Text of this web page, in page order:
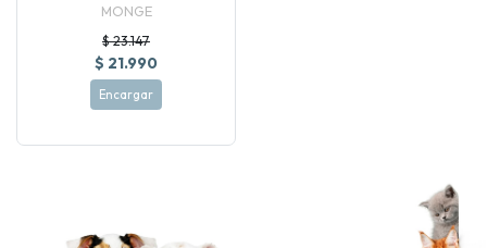
MONGE
$ 23.147
$ 21.990
Encargar